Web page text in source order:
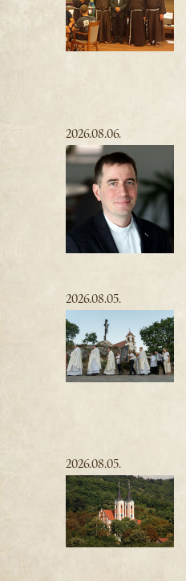
2026.08.06.
2026.08.05.
2026.08.05.